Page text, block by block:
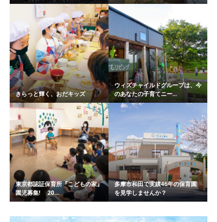
きらっと輝く、おだキッズ
ウィズチャイルドグループは、今
のあなたの子育てニー...
東京都認証保育所『こどもの家』
園児募集! 20...
多摩市和田で実績46年の保育園
を見学しませんか？